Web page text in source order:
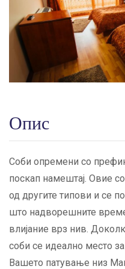
Опис
Соби опремени со
поскап намештај. Овие
од другите типови и се
што надворешните
влијание врз нив.
соби се идеално место
Вашето патување низ